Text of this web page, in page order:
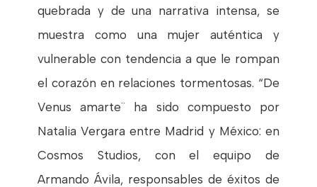
quebrada y de una narrativa intensa, se
muestra como una mujer auténtica y
vulnerable con tendencia a que le rompan
el corazón en relaciones tormentosas. “De
Venus amarte¨ ha sido compuesto por
Natalia Vergara entre Madrid y México: en
Cosmos Studios, con el equipo de
Armando Ávila, responsables de éxitos de